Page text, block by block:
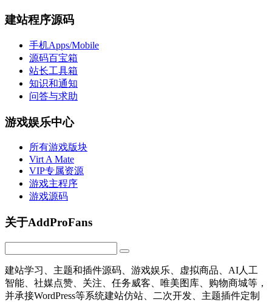
建站程序源码
手机Apps/Mobile
源码百宝箱
站长工具箱
知识和通知
问答与求助
游戏娱乐中心
所有游戏版块
Virt A Mate
VIP专属资源
游戏主程序
游戏源码
关于AddProFans
建站学习、主题和插件源码、游戏娱乐、虚拟商品、AI人工
智能、社媒点赞、关注、任务威客、唯美图库、购物商城等，
并承接WordPress等系统建站仿站、二次开发、主题插件定制